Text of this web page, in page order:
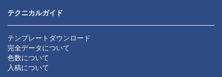
テクニカルガイド
テンプレートダウンロード
完全データについて
色数について
入稿について